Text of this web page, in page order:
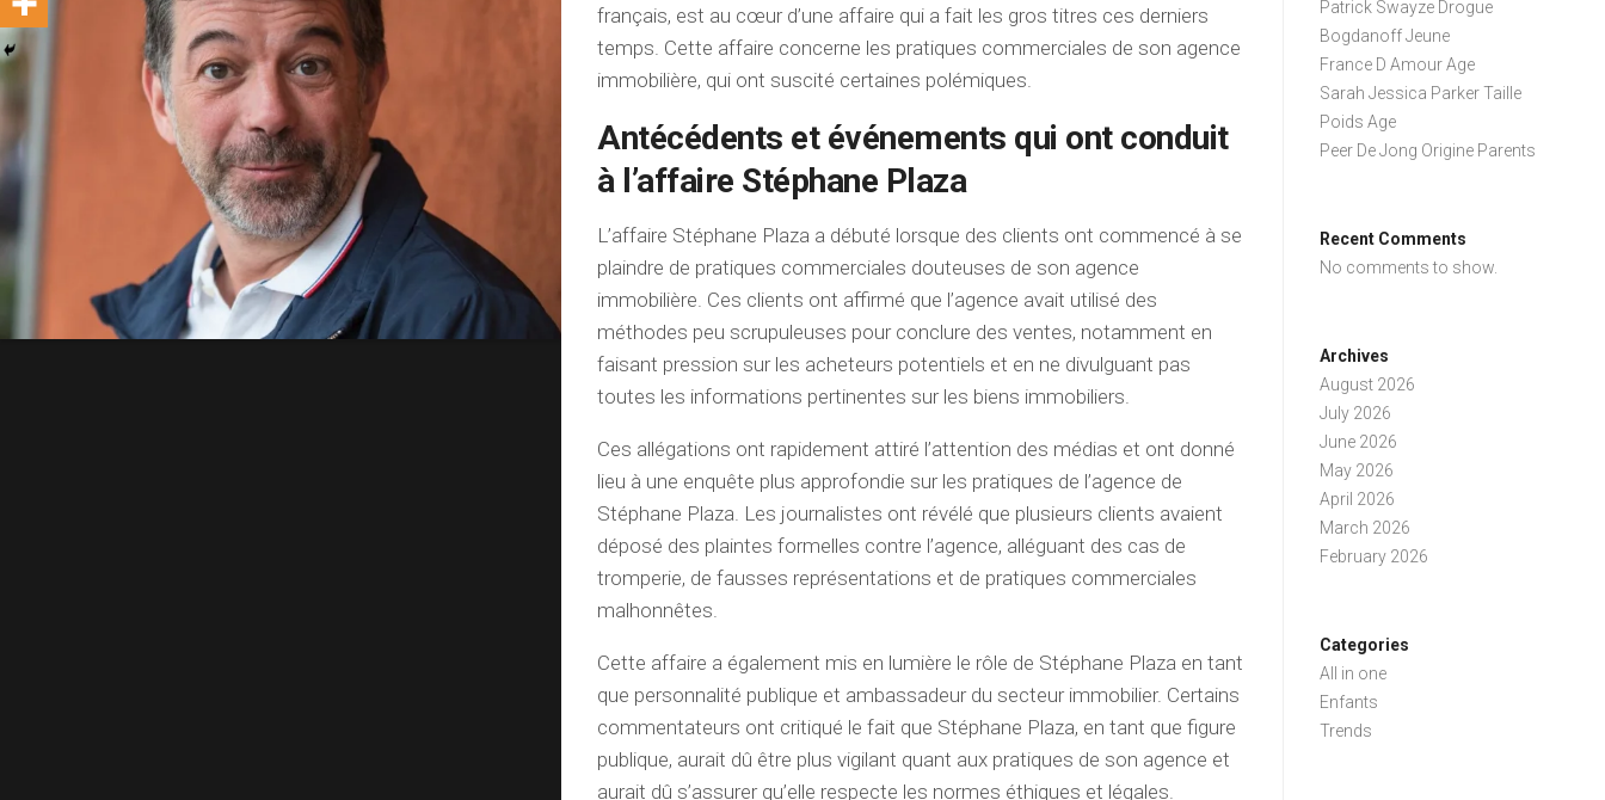
français, est au cœur d’une affaire qui a fait les gros titres ces derniers
temps. Cette affaire concerne les pratiques commerciales de son agence
immobilière, qui ont suscité certaines polémiques.
Antécédents et événements qui ont conduit
à l’affaire Stéphane Plaza
L’affaire Stéphane Plaza a débuté lorsque des clients ont commencé à se
plaindre de pratiques commerciales douteuses de son agence
immobilière. Ces clients ont affirmé que l’agence avait utilisé des
méthodes peu scrupuleuses pour conclure des ventes, notamment en
faisant pression sur les acheteurs potentiels et en ne divulguant pas
toutes les informations pertinentes sur les biens immobiliers.
Ces allégations ont rapidement attiré l’attention des médias et ont donné
lieu à une enquête plus approfondie sur les pratiques de l’agence de
Stéphane Plaza. Les journalistes ont révélé que plusieurs clients avaient
déposé des plaintes formelles contre l’agence, alléguant des cas de
tromperie, de fausses représentations et de pratiques commerciales
malhonnêtes.
Cette affaire a également mis en lumière le rôle de Stéphane Plaza en tant
que personnalité publique et ambassadeur du secteur immobilier. Certains
commentateurs ont critiqué le fait que Stéphane Plaza, en tant que figure
publique, aurait dû être plus vigilant quant aux pratiques de son agence et
aurait dû s’assurer qu’elle respecte les normes éthiques et légales.
Patrick Swayze Drogue
Bogdanoff Jeune
France D Amour Age
Sarah Jessica Parker Taille
Poids Age
Peer De Jong Origine Parents
Recent Comments
No comments to show.
Archives
August 2026
July 2026
June 2026
May 2026
April 2026
March 2026
February 2026
Categories
All in one
Enfants
Trends